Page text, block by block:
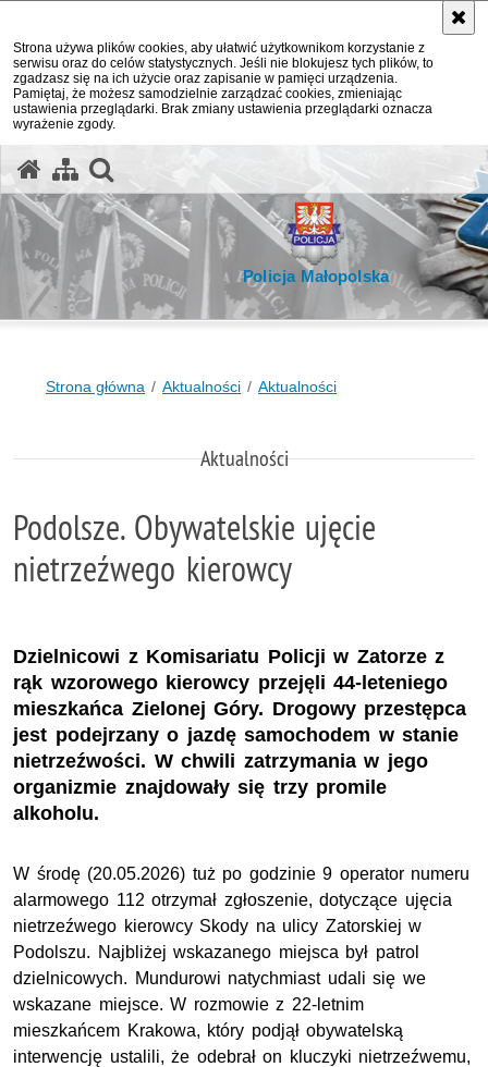
Strona używa plików cookies, aby ułatwić użytkownikom korzystanie z
serwisu oraz do celów statystycznych. Jeśli nie blokujesz tych plików, to
zgadzasz się na ich użycie oraz zapisanie w pamięci urządzenia.
Pamiętaj, że możesz samodzielnie zarządzać cookies, zmieniając
ustawienia przeglądarki. Brak zmiany ustawienia przeglądarki oznacza
wyrażenie zgody.
Policja Małopolska
Strona główna Aktualności Aktualności
Aktualności
Podolsze. Obywatelskie ujęcie
nietrzeźwego kierowcy
Dzielnicowi z Komisariatu Policji w Zatorze z
rąk wzorowego kierowcy przejęli 44-leteniego
mieszkańca Zielonej Góry. Drogowy przestępca
jest podejrzany o jazdę samochodem w stanie
nietrzeźwości. W chwili zatrzymania w jego
organizmie znajdowały się trzy promile
alkoholu.
W środę (20.05.2026) tuż po godzinie 9 operator numeru
alarmowego 112 otrzymał zgłoszenie, dotyczące ujęcia
nietrzeźwego kierowcy Skody na ulicy Zatorskiej w
Podolszu. Najbliżej wskazanego miejsca był patrol
dzielnicowych. Mundurowi natychmiast udali się we
wskazane miejsce. W rozmowie z 22-letnim
mieszkańcem Krakowa, który podjął obywatelską
interwencję ustalili, że odebrał on kluczyki nietrzeźwemu,